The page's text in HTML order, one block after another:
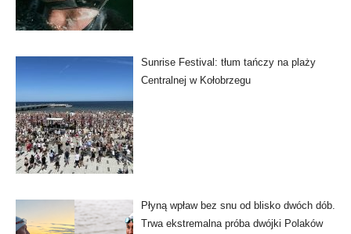
Sunrise Festival: tłum tańczy na plaży
Centralnej w Kołobrzegu
Płyną wpław bez snu od blisko dwóch dób.
Trwa ekstremalna próba dwójki Polaków